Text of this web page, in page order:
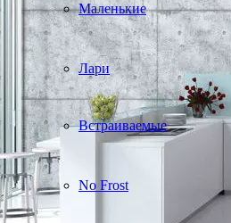
Маленькие
Лари
Встраиваемые
No Frost